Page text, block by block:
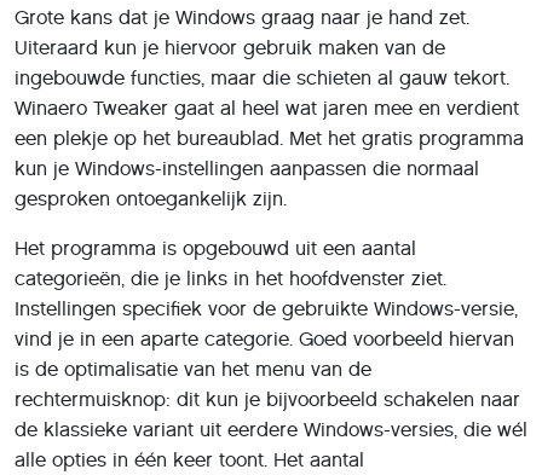
Grote kans dat je Windows graag naar je hand zet.
Uiteraard kun je hiervoor gebruik maken van de
ingebouwde functies, maar die schieten al gauw tekort.
Winaero Tweaker gaat al heel wat jaren mee en verdient
een plekje op het bureaublad. Met het gratis programma
kun je Windows-instellingen aanpassen die normaal
gesproken ontoegankelijk zijn.
Het programma is opgebouwd uit een aantal
categorieën, die je links in het hoofdvenster ziet.
Instellingen specifiek voor de gebruikte Windows-versie,
vind je in een aparte categorie. Goed voorbeeld hiervan
is de optimalisatie van het menu van de
rechtermuisknop: dit kun je bijvoorbeeld schakelen naar
de klassieke variant uit eerdere Windows-versies, die wél
alle opties in één keer toont. Het aantal